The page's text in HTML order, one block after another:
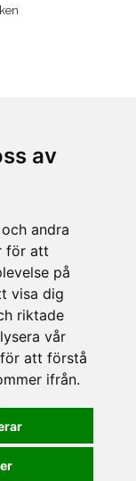
av
andra
för att
på
visa dig
riktade
vår
att förstå
ifrån.